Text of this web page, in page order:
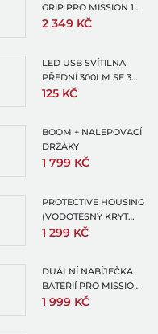
GRIP PRO MISSION 1
(POINT AND SHOOT
2 349 KČ
LED USB SVÍTILNA
PŘEDNÍ 300LM SE 3
SVĚTELNÝMI REŽIMY
125 KČ
BOOM + NALEPOVACÍ
DRŽÁKY
1 799 KČ
PROTECTIVE HOUSING
(VODOTĚSNÝ KRYT
PRO MISSION 1 PRO +
1 299 KČ
DUÁLNÍ NABÍJEČKA
BATERIÍ PRO MISSION 1
A HERO13 (ENDURO 2
1 999 KČ